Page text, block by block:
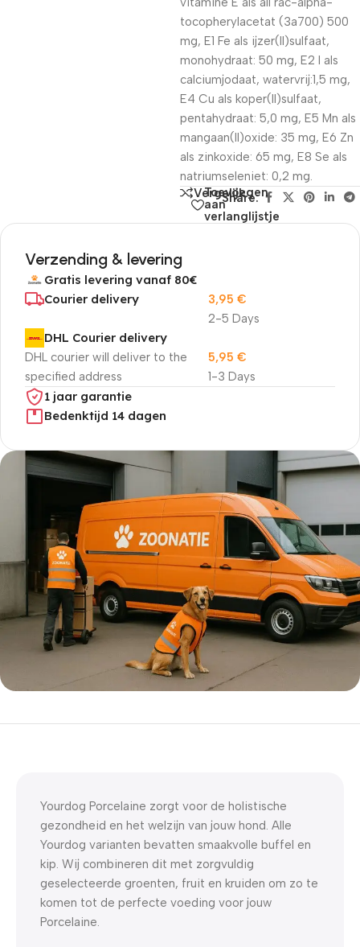
tocopherylacetat (3a700) 500
mg, E1 Fe als ijzer(II)sulfaat,
monohydraat: 50 mg, E2 I als
calciumjodaat, watervrij:1,5 mg,
E4 Cu als koper(II)sulfaat,
pentahydraat: 5,0 mg, E5 Mn als
mangaan(II)oxide: 35 mg, E6 Zn
als zinkoxide: 65 mg, E8 Se als
natriumseleniet: 0,2 mg.
Vergelijk
Toevoegen
aan
verlanglijstje
Share:
Verzending & levering
Gratis levering vanaf 80€
Courier delivery
2-5 Days
3,95 €
DHL Courier delivery
DHL courier will deliver to the
specified address
1-3 Days
5,95 €
1 jaar garantie
Bedenktijd 14 dagen
5% korting met code
Yourdog Porcelaine zorgt voor de holistische
gezondheid en het welzijn van jouw hond. Alle
Yourdog varianten bevatten smaakvolle buffel en
kip. Wij combineren dit met zorgvuldig
geselecteerde groenten, fruit en kruiden om zo te
komen tot de perfecte voeding voor jouw
Porcelaine.